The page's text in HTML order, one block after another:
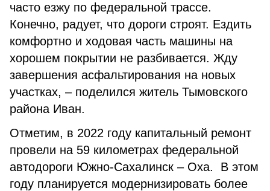
часто езжу по федеральной трассе.
Конечно, радует, что дороги строят. Ездить
комфортно и ходовая часть машины на
хорошем покрытии не разбивается. Жду
завершения асфальтирования на новых
участках, – поделился житель Тымовского
района Иван.
Отметим, в 2022 году капитальный ремонт
провели на 59 километрах федеральной
автодороги Южно-Сахалинск – Оха. В этом
году планируется модернизировать более